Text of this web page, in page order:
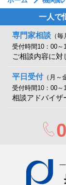
一人で
専門家相談 （
受付時間10：00～
ご相談内容に対
平日受付（月～
受付時間10：00～
相談アドバイザ